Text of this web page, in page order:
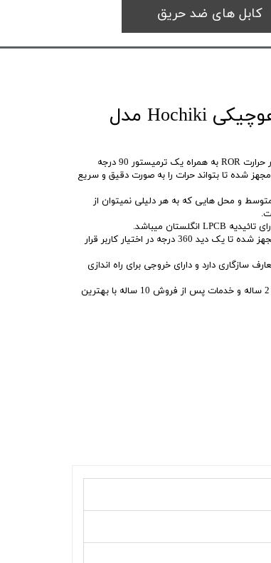
کابل های ضد حریق
دتکتور حرارت 90 درجه هوچیکی Hochiki مدل
دتکتور حرارت هوچیکی مدل DCD-Ce3 یک دتکتور حرارت ROR به همراه یک ترمیستور 90 درجه
شده تا بتواند حرات را به صورت دقیق و سریع
و محل هایی که به هر دلیلی نمیتوان از
دتکتور هوچیکی مدل DCD-CE3 به 2 عدد LED مجهز شده تا یک دید 360 درجه در اختیار کاربر قرار
سازگاری دارد و دارای خروجی برای راه اندازی
سیستم های اعلام حریق Hochiki با گارانتی های 2 ساله و خدمات پس از فروش 10 ساله با بهترین